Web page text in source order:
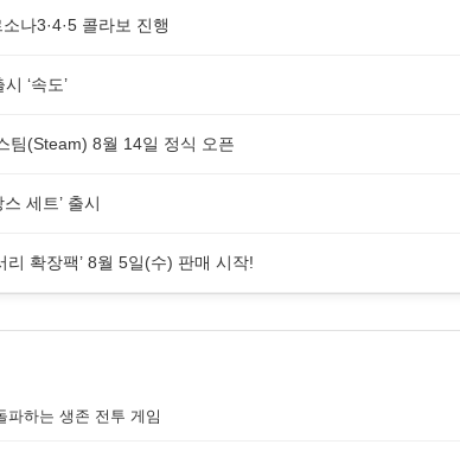
나3·4·5 콜라보 진행
‘속도’
팀(Steam) 8월 14일 정식 오픈
세트’ 출시
리 확장팩’ 8월 5일(수) 판매 시작!
파하는 생존 전투 게임